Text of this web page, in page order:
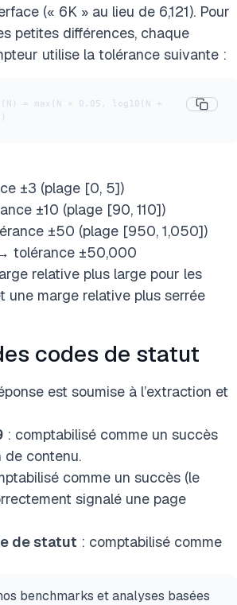
(« 6K » au lieu de 6,121). Pour
petites différences, chaque
utilise la tolérance suivante :
= max(N × 0.05, log10(N +
±3 (plage [0, 5])
±10 (plage [90, 110])
±50 (plage [950, 1,050])
tolérance ±50,000
relative plus large pour les
une marge relative plus serrée
codes de statut
est soumise à l’extraction et
: comptabilisé comme un succès
de contenu.
comme un succès (le
signalé une page
de statut : comptabilisé comme
benchmarks et analyses basées